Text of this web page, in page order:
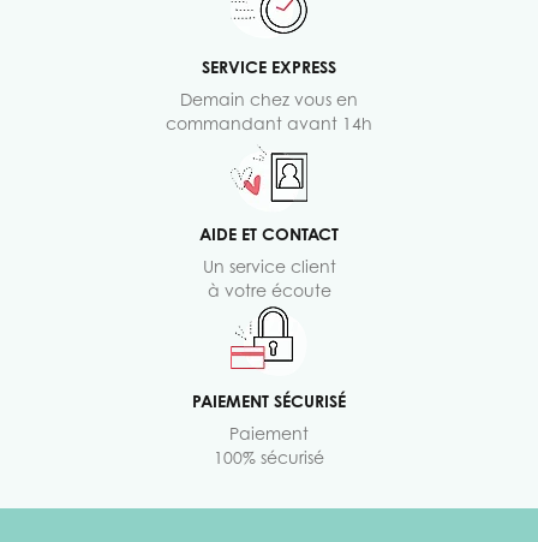
SERVICE EXPRESS
Demain chez vous en
commandant avant 14h
AIDE ET CONTACT
Un service client
à votre écoute
PAIEMENT SÉCURISÉ
Paiement
100% sécurisé